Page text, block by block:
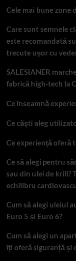
Cele mai bune zone
Care sunt semnele
este recomandată
trecute ușor cu
SALESIANER
fabrică high-tech la
Ce înseamnă
Ce căști aleg
Ce experiență oferă
Ce să alegi pentru
sau din ulei de krill?
echilibru
Cum să alegi uleiul
Euro 5 și Euro 6?
Cum să alegi un
îți oferă siguranță și